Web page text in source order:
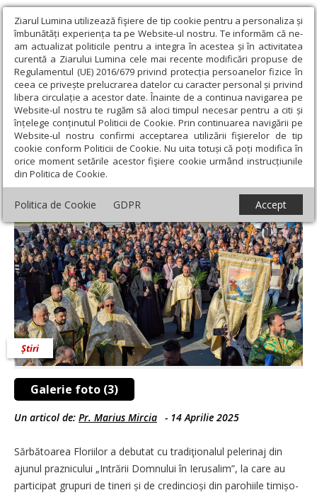
Ziarul Lumina utilizează fişiere de tip cookie pentru a personaliza și
îmbunătăți experiența ta pe Website-ul nostru. Te informăm că ne-
am actualizat politicile pentru a integra în acestea și în activitatea
curentă a Ziarului Lumina cele mai recente modificări propuse de
Regulamentul (UE) 2016/679 privind protecția persoanelor fizice în
ceea ce privește prelucrarea datelor cu caracter personal și privind
libera circulație a acestor date. Înainte de a continua navigarea pe
Website-ul nostru te rugăm să aloci timpul necesar pentru a citi și
înțelege conținutul Politicii de Cookie. Prin continuarea navigării pe
Website-ul nostru confirmi acceptarea utilizării fişierelor de tip
cookie conform Politicii de Cookie. Nu uita totuși că poți modifica în
orice moment setările acestor fişiere cookie urmând instrucțiunile
din Politica de Cookie.
Politica de Cookie GDPR Accept
Ziarul Lumina › Actualitate religioasă › Știri › Sărbătoare
luminoasă la Catedrala Mitropolitană din Timișoara
Sărbătoare luminoasă la Catedrala
Mitropolitană din Timișoara
Galerie foto (3)
Știri
Un articol de: Pr. Marius Mircia - 14 Aprilie 2025
Sărbătoarea Floriilor a debutat cu tradiţionalul pelerinaj din
ajunul praznicului „Intrării Domnului în Ierusalim”, la care au
participat grupuri de tineri și de cre­dincioși din parohiile timișo­